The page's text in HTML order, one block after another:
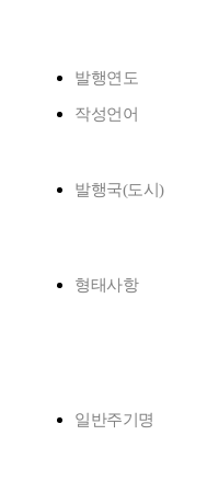
발행연도
작성언어
발행국(도시)
형태사항
일반주기명